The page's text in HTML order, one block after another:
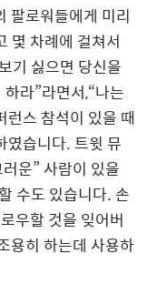
팔로워들에게 미리
몇 차례에 걸쳐서
기 싫으면 당신을
라”라면서,“나는
스 참석이 있을 때
였습니다. 트윗 뮤
운” 사람이 있을
수도 있습니다. 손
우할 것을 잊어버
용히 하는데 사용하